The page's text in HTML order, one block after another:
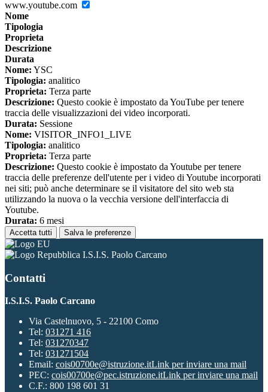
www.youtube.com
Nome
Tipologia
Proprieta
Descrizione
Durata
Nome: YSC
Tipologia: analitico
Proprieta: Terza parte
Descrizione: Questo cookie è impostato da YouTube per tenere
traccia delle visualizzazioni dei video incorporati.
Durata: Sessione
Nome: VISITOR_INFO1_LIVE
Tipologia: analitico
Proprieta: Terza parte
Descrizione: Questo cookie è impostato da Youtube per tenere
traccia delle preferenze dell'utente per i video di Youtube incorporati
nei siti; può anche determinare se il visitatore del sito web sta
utilizzando la nuova o la vecchia versione dell'interfaccia di
Youtube.
Durata: 6 mesi
Accetta tutti Salva le preferenze
I.S.I.S. Paolo Carcano
Contatti
I.S.I.S. Paolo Carcano
Via Castelnuovo, 5 - 22100 Como
Tel: 031271 416
Tel: 031270347
Tel: 031271504
Email: cois00700e@istruzione.itLink per inviare una mail
PEC: cois00700e@pec.istruzione.itLink per inviare una mail
C.F.: 800 198 601 31